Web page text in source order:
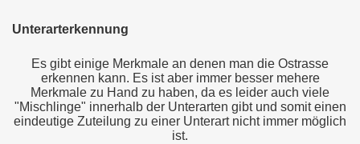
Unterarterkennung
Es gibt einige Merkmale an denen man die Ostrasse
erkennen kann. Es ist aber immer besser mehere
Merkmale zu Hand zu haben, da es leider auch viele
"Mischlinge" innerhalb der Unterarten gibt und somit einen
eindeutige Zuteilung zu einer Unterart nicht immer möglich
ist.